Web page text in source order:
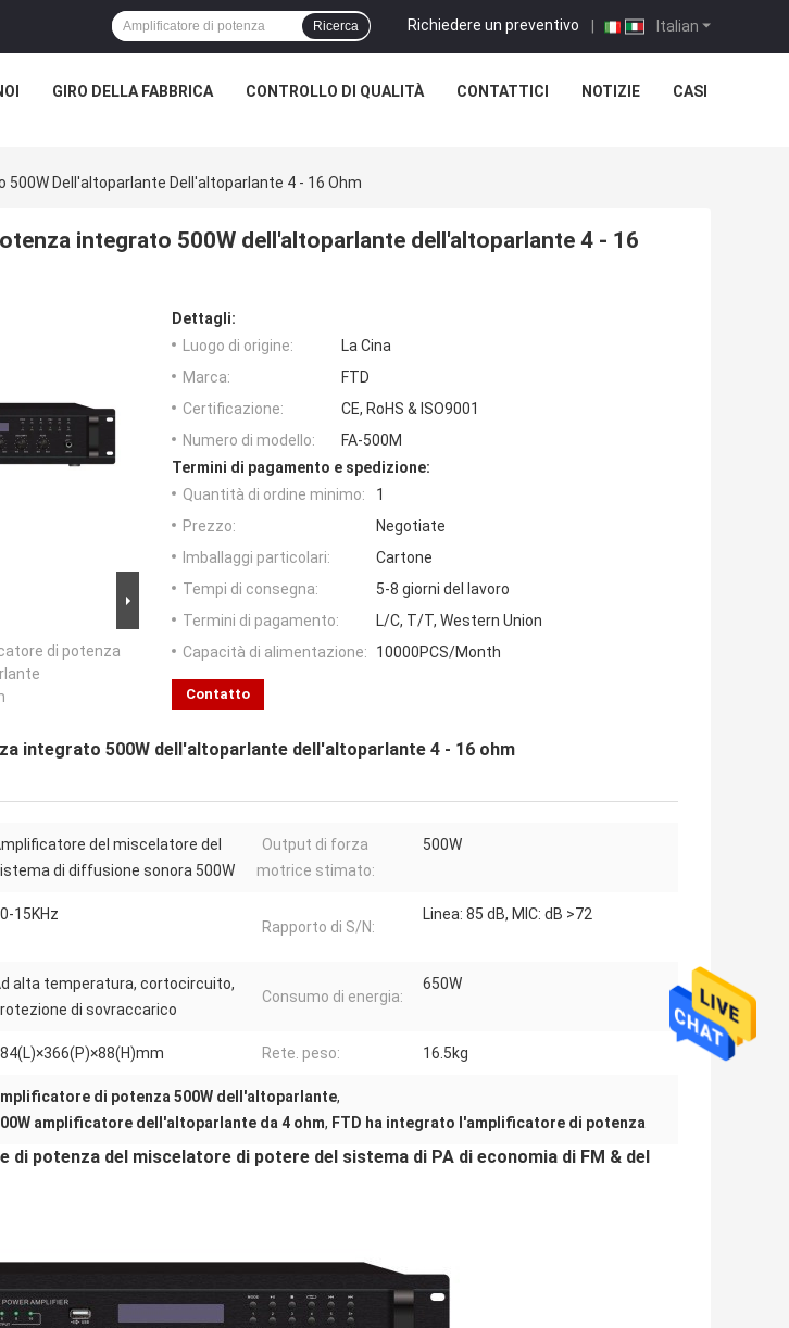
Italian
Richiedere un preventivo |
Ricerca
GIRO DELLA FABBRICA CONTROLLO DI QUALITÀ CONTATTICI NOTIZIE CASI
Dell'altoparlante Dell'altoparlante 4 - 16 Ohm
integrato 500W dell'altoparlante dell'altoparlante 4 - 16
di potenza
Dettagli:
Luogo di origine:
La Cina
Marca:
FTD
Certificazione:
CE, RoHS & ISO9001
Numero di modello:
FA-500M
Termini di pagamento e spedizione:
Quantità di ordine minimo:
1
Prezzo:
Negotiate
Imballaggi particolari:
Cartone
Tempi di consegna:
5-8 giorni del lavoro
Termini di pagamento:
L/C, T/T, Western Union
Capacità di alimentazione:
10000PCS/Month
Contatto
integrato 500W dell'altoparlante dell'altoparlante 4 - 16 ohm
del miscelatore del
di diffusione sonora 500W
Output di forza
motrice stimato:
500W
15KHz
Rapporto di S/N:
Linea: 85 dB, MIC: dB >72
alta temperatura, cortocircuito,
di sovraccarico
Consumo di energia:
650W
Rete. peso: 16.5kg
di potenza 500W dell'altoparlante,
amplificatore dell'altoparlante da 4 ohm, FTD ha integrato l'amplificatore di potenza
di potenza del miscelatore di potere del sistema di PA di economia di FM & del